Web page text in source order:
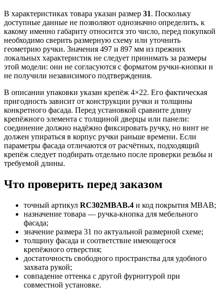
В характеристиках товара указан размер 31. Поскольку
доступные данные не позволяют однозначно определить, к
какому именно габариту относится это число, перед покупкой
необходимо сверить размерную схему или уточнить
геометрию ручки. Значения 497 и 897 мм из прежних
локальных характеристик не следует принимать за размеры
этой модели: они не согласуются с форматом ручки-кнопки и
не получили независимого подтверждения.
В описании упаковки указан крепёж 4×22. Его фактическая
пригодность зависит от конструкции ручки и толщины
конкретного фасада. Перед установкой сравните длину
крепёжного элемента с толщиной дверцы или панели:
соединение должно надёжно фиксировать ручку, но винт не
должен упираться в корпус ручки раньше времени. Если
параметры фасада отличаются от расчётных, подходящий
крепёж следует подбирать отдельно после проверки резьбы и
требуемой длины.
Что проверить перед заказом
точный артикул RC302MBAB.4 и код покрытия MBAB;
назначение товара — ручка-кнопка для мебельного
фасада;
значение размера 31 по актуальной размерной схеме;
толщину фасада и соответствие имеющегося
крепёжного отверстия;
достаточность свободного пространства для удобного
захвата рукой;
совпадение оттенка с другой фурнитурой при
совместной установке.